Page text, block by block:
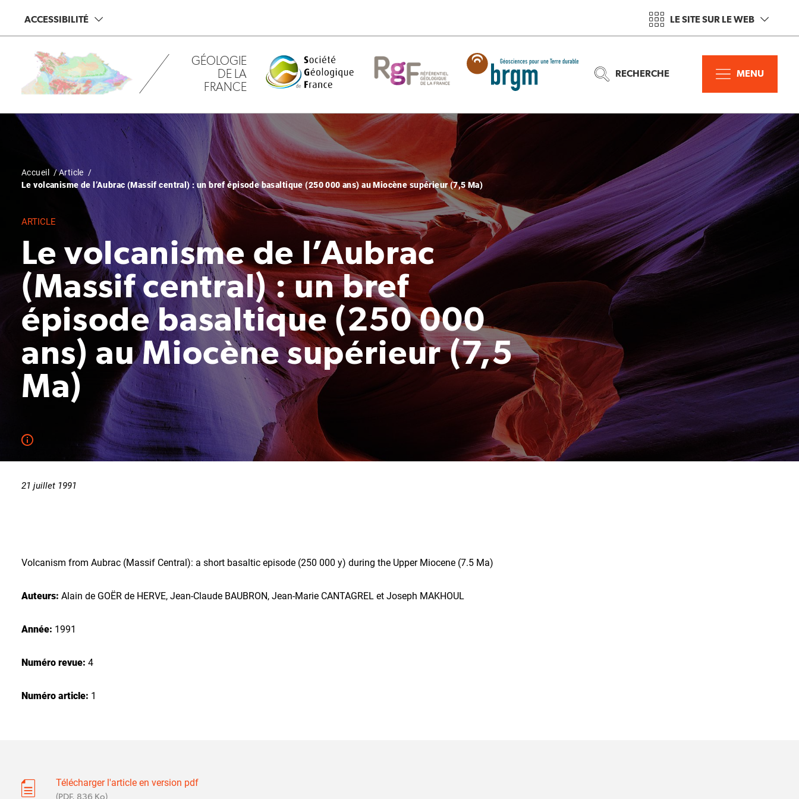
contenu
ACCESSIBILITÉ LE SITE SUR LE WEB
GÉOLOGIE
DE LA
FRANCE
RECHERCHE MENU
Fil
d'Ariane
Accueil
Article
Le volcanisme de l’Aubrac (Massif central) : un bref épisode basaltique (250 000 ans) au Miocène supérieur (7,5 Ma)
ARTICLE
Le volcanisme de l’Aubrac
(Massif central) : un bref
épisode basaltique (250 000
ans) au Miocène supérieur (7,5
Ma)
21 juillet 1991
Volcanism from Aubrac (Massif Central): a short basaltic episode (250 000 y) during the Upper Miocene (7.5 Ma)
Auteurs: Alain de GOËR de HERVE, Jean-Claude BAUBRON, Jean-Marie CANTAGREL et Joseph MAKHOUL
Année: 1991
Numéro revue: 4
Numéro article: 1
Télécharger l'article en version pdf
(PDF, 836 Ko)